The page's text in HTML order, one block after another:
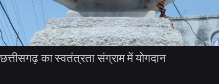
छत्तीसगढ़ का स्वतंत्रता संग्राम में योगदान